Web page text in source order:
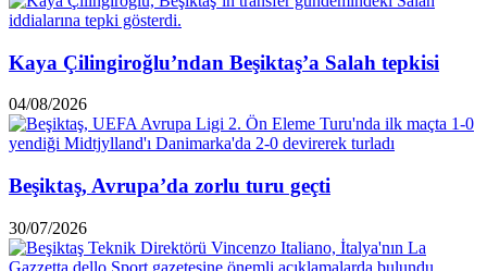
Kaya Çilingiroğlu’ndan Beşiktaş’a Salah tepkisi
04/08/2026
Beşiktaş, Avrupa’da zorlu turu geçti
30/07/2026